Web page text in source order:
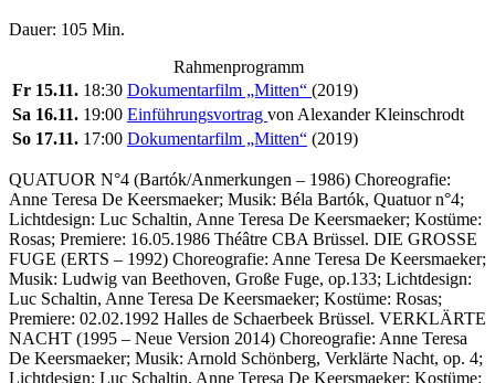
Dauer: 105 Min.
Rahmenprogramm
Fr 15.11. 18:30 Dokumentarfilm „Mitten“ (2019)
Sa 16.11. 19:00 Einführungsvortrag von Alexander Kleinschrodt
So 17.11. 17:00 Dokumentarfilm „Mitten“ (2019)
QUATUOR N°4 (Bartók/Anmerkungen – 1986) Choreografie:
Anne Teresa De Keersmaeker; Musik: Béla Bartók, Quatuor n°4;
Lichtdesign: Luc Schaltin, Anne Teresa De Keersmaeker; Kostüme:
Rosas; Premiere: 16.05.1986 Théâtre CBA Brüssel. DIE GROSSE
FUGE (ERTS – 1992) Choreografie: Anne Teresa De Keersmaeker;
Musik: Ludwig van Beethoven, Große Fuge, op.133; Lichtdesign:
Luc Schaltin, Anne Teresa De Keersmaeker; Kostüme: Rosas;
Premiere: 02.02.1992 Halles de Schaerbeek Brüssel. VERKLÄRTE
NACHT (1995 – Neue Version 2014) Choreografie: Anne Teresa
De Keersmaeker; Musik: Arnold Schönberg, Verklärte Nacht, op. 4;
Lichtdesign: Luc Schaltin, Anne Teresa De Keersmaeker; Kostüme: